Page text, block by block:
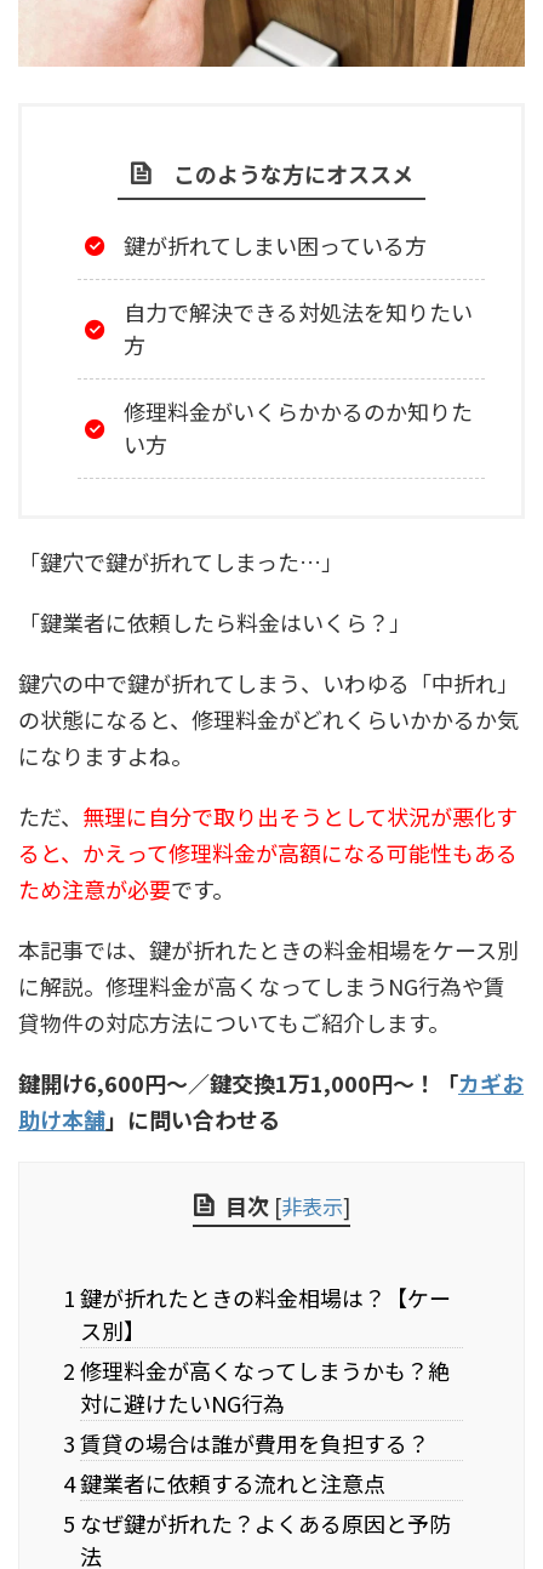
このような方にオススメ
鍵が折れてしまい困っている方
自力で解決できる対処法を知りたい
方
修理料金がいくらかかるのか知りた
い方
「鍵穴で鍵が折れてしまった…」
「鍵業者に依頼したら料金はいくら？」
鍵穴の中で鍵が折れてしまう、いわゆる「中折れ」
の状態になると、修理料金がどれくらいかかるか気
になりますよね。
ただ、 無理に自分で取り出そうとして状況が悪化す
ると、かえって修理料金が高額になる可能性もある
ため注意が必要です。
本記事では、鍵が折れたときの料金相場をケース別
に解説。修理料金が高くなってしまうNG行為や賃
貸物件の対応方法についてもご紹介します。
鍵開け6,600円〜／鍵交換1万1,000円〜！「カギお
助け本舗」に問い合わせる
目次 [非表示]
1 鍵が折れたときの料金相場は？【ケー
ス別】
2 修理料金が高くなってしまうかも？絶
対に避けたいNG行為
3 賃貸の場合は誰が費用を負担する？
4 鍵業者に依頼する流れと注意点
5 なぜ鍵が折れた？よくある原因と予防
法